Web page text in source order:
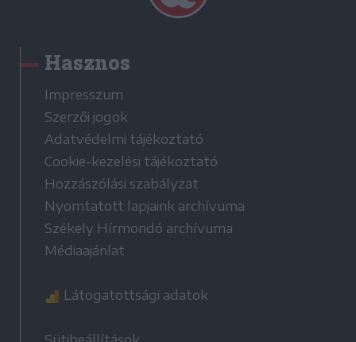
Hasznos
Impresszum
Szerzői jogok
Adatvédelmi tájékoztató
Cookie-kezelési tájékoztató
Hozzászólási szabályzat
Nyomtatott lapjaink archívuma
Székely Hírmondó archívuma
Médiaajánlat
Látogatottsági adatok